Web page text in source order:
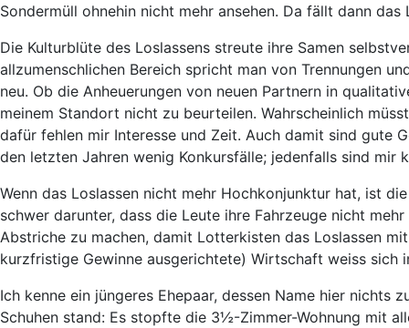
Sondermüll ohnehin nicht mehr ansehen. Da fällt dann
Die Kulturblüte des Loslassens streute ihre Samen
allzumenschlichen Bereich spricht man von Trennungen
neu. Ob die Anheuerungen von neuen Partnern in
meinem Standort nicht zu beurteilen. Wahrscheinlich
dafür fehlen mir Interesse und Zeit. Auch damit sind gute
den letzten Jahren wenig Konkursfälle; jedenfalls sind mir
Wenn das Loslassen nicht mehr Hochkonjunktur hat, ist
schwer darunter, dass die Leute ihre Fahrzeuge nicht
Abstriche zu machen, damit Lotterkisten das Loslassen
kurzfristige Gewinne ausgerichtete) Wirtschaft weiss sich
Ich kenne ein jüngeres Ehepaar, dessen Name hier
Schuhen stand: Es stopfte die 3½-Zimmer-Wohnung mit